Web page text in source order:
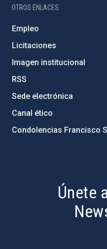
OTROS ENLACES
Empleo
Licitaciones
Imagen institucional
RSS
Sede electrónica
Canal ético
Condolencias Francisco
Únete